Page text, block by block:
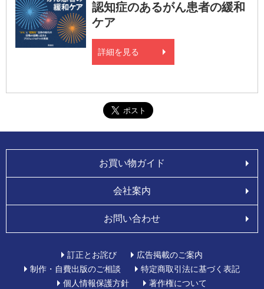
認知症のあるがん患者の緩和
ケア
詳細を見る
お買い物ガイド
会社案内
お問い合わせ
訂正とお詫び
広告掲載のご案内
制作・自費出版のご相談
特定商取引法に基づく表記
個人情報保護方針
著作権について